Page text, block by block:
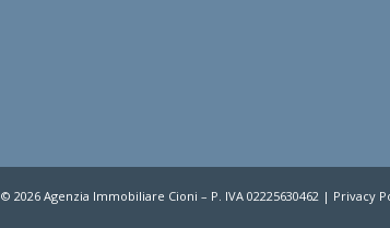
© 2026 Agenzia Immobiliare Cioni – P. IVA 02225630462 | Privacy